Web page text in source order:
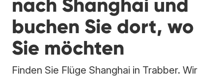
nach Shanghai und
buchen Sie dort, wo
Sie möchten
Finden Sie Flüge Shanghai in Trabber. Wir